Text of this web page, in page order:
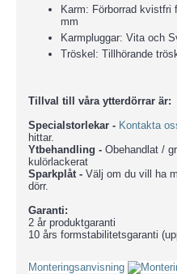
Karm: Förborrad kvistfri
mm
Karmpluggar: Vita och
Tröskel: Tillhörande
Tillval till våra ytterdörrar är:
Specialstorlekar - Kontakta
hittar.
Ytbehandling - Obehandlat /
kulörlackerat
Sparkplåt - Välj om du vill ha
dörr.
Garanti:
2 år produktgaranti
10 års formstabilitetsgaranti
Monteringsanvisning